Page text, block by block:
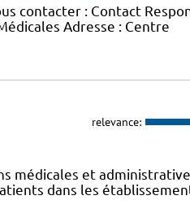
contacter : Contact
Adresse : Centre
relevance:
médicales et
dans les